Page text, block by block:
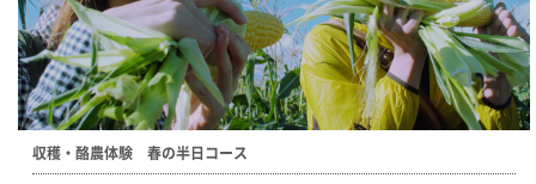
収穫・酪農体験 春の半日コース